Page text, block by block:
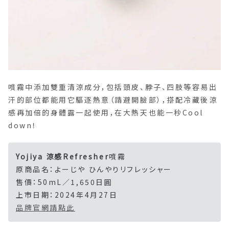
噴霧中添加雙重清涼成分，包括頭皮、脖子、四肢等容易出
汗的部位都能用它驅逐熱意（請避開臉部），搭配冷藏後涼
感再加倍的身體露一起使用，在大熱天也能一秒Cool
down！
Yojiya 涼感Refresher噴霧
原商品名：よーじや ひんやりリフレッシャー
售價：50mL／1,650日圓
上市日期：2024年4月27日
品牌官網請點此